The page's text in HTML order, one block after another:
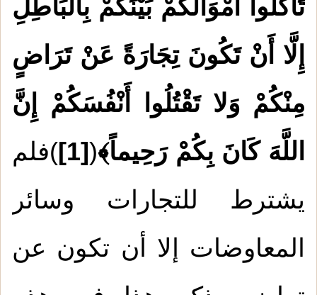
تَأْكُلُوا أَمْوَالَكُمْ بَيْنَكُمْ بِالْبَاطِلِ
إِلَّا أَنْ تَكُونَ تِجَارَةً عَنْ تَرَاضٍ
مِنْكُمْ وَلا تَقْتُلُوا أَنْفُسَكُمْ إِنَّ
اللَّهَ كَانَ بِكُمْ رَحِيماً﴾(
[1])فلم
يشترط للتجارات وسائر
المعاوضات إلا أن تكون عن